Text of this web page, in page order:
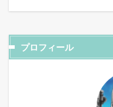
プロフィール